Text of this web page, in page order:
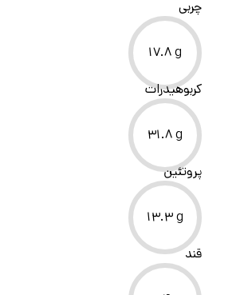
چربی
17.8g
کربوهیدرات
31.8g
پروتئین
13.3g
قند